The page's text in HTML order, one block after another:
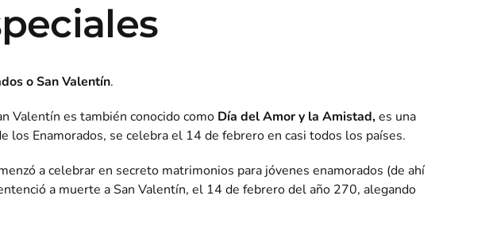
o San Valentín.
Valentín es también conocido como Día del Amor y la Amistad,es una
Enamorados, se celebra el 14 de febrero en casi todos los países.
acelebrar en secreto matrimonios para jóvenes enamorados (de ahí
a muerte a San Valentín, el 14 de febrerodel año 270, alegando